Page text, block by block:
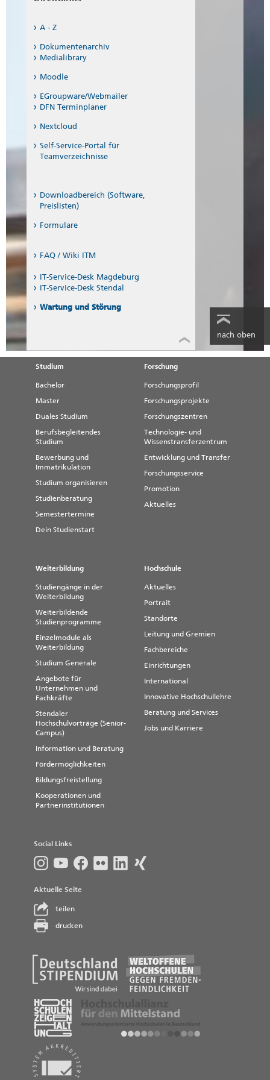
Laborhalle 17
Laborhalle 18
Stendal
Haus 2
A - Z
Dokumentenarchiv
Medialibrary
Moodle
EGroupware/Webmailer
DFN Terminplaner
Nextcloud
Self-Service-Portal für
Teamverzeichnisse
Downloadbereich (Software,
Preislisten)
Formulare
FAQ / Wiki ITM
IT-Service-Desk Magdeburg
IT-Service-Desk Stendal
Wartung und Störung
nach oben
Studium
Bachelor
Master
Duales Studium
Berufsbegleitendes
Studium
Bewerbung und
Immatrikulation
Studium organisieren
Studienberatung
Semestertermine
Dein Studienstart
Forschung
Forschungsprofil
Forschungsprojekte
Forschungszentren
Technologie- und
Wissenstransferzentrum
Entwicklung und Transfer
Forschungsservice
Promotion
Aktuelles
Weiterbildung
Studiengänge in der
Weiterbildung
Weiterbildende
Studienprogramme
Einzelmodule als
Weiterbildung
Studium Generale
Angebote für
Unternehmen und
Fachkräfte
Stendaler
Hochschulvorträge (Senior-
Campus)
Information und Beratung
Fördermöglichkeiten
Bildungsfreistellung
Kooperationen und
Partnerinstitutionen
Hochschule
Aktuelles
Portrait
Standorte
Leitung und Gremien
Fachbereiche
Einrichtungen
International
Innovative Hochschullehre
Beratung und Services
Jobs und Karriere
Social Links
Aktuelle Seite
teilen
drucken